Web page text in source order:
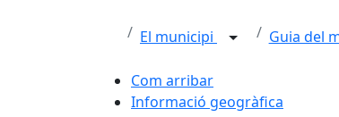
El municipi Guia del
Com arribar
Informació geogràfica